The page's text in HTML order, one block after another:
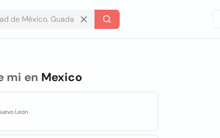
mi en Mexico
Leon